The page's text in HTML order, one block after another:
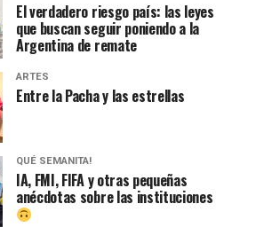
El verdadero riesgo país: las leyes
que buscan seguir poniendo a la
Argentina de remate
ARTES
Entre la Pacha y las estrellas
QUÉ SEMANITA!
IA, FMI, FIFA y otras pequeñas
anécdotas sobre las instituciones